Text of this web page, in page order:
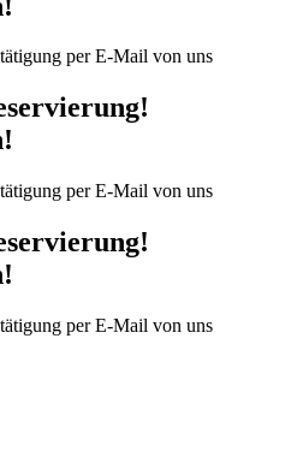
per E-Mail von uns
per E-Mail von uns
per E-Mail von uns